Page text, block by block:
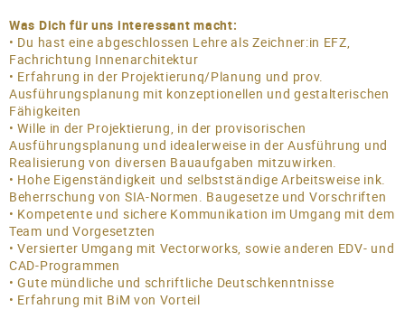
Was Dich für uns interessant macht:
• Du hast eine abgeschlossen Lehre als Zeichner:in EFZ,
Fachrichtung Innenarchitektur
• Erfahrung in der Projektierunq/Planung und prov.
Ausführungsplanung mit konzeptionellen und gestalterischen
Fähigkeiten
• Wille in der Projektierung, in der provisorischen
Ausführungsplanung und idealerweise in der Ausführung und
Realisierung von diversen Bauaufgaben mitzuwirken.
• Hohe Eigenständigkeit und selbstständige Arbeitsweise ink.
Beherrschung von SIA-Normen. Baugesetze und Vorschriften
• Kompetente und sichere Kommunikation im Umgang mit dem
Team und Vorgesetzten
• Versierter Umgang mit Vectorworks, sowie anderen EDV- und
CAD-Programmen
• Gute mündliche und schriftliche Deutschkenntnisse
• Erfahrung mit BiM von Vorteil